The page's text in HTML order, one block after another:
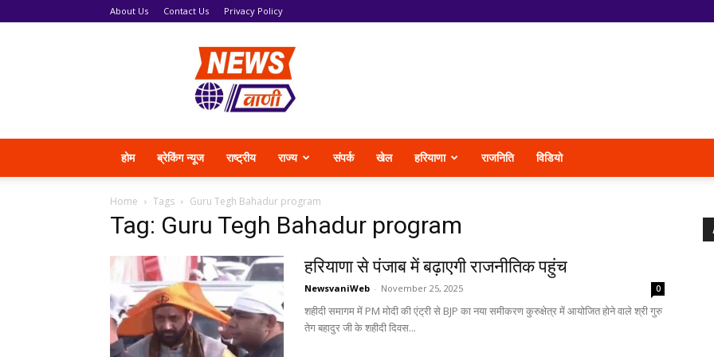
About Us Contact Us Privacy Policy
News
Vani
होम ब्रेकिंग न्यूज राष्ट्रीय राज्य संपर्क खेल हरियाणा राजनिति विडियो
Home Tags Guru Tegh Bahadur program
Tag: Guru Tegh Bahadur program
हरियाणा से पंजाब में बढ़ाएगी राजनीतिक पहुंच
NewsvaniWeb - November 25, 2025 0
शहीदी समागम में PM मोदी की एंट्री से BJP का नया समीकरण कुरुक्षेत्र में आयोजित होने वाले श्री गुरु
तेग बहादुर जी के शहीदी दिवस...